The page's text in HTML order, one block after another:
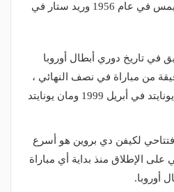
الرقم القياسي: ضد ستاد ريمس في عام 1956 وريد ستار في
في تاريخ دوري أبطال أوروبا
هدفين في أول 11 دقيقة من مباراة في نصف النهائي ،
بعد يوفنتوس ضد مانشستر يونايتد في أبريل 1999 ومان يونايتد
الافتتاحي لكيفن دي بروين هو أسرع
الإطلاق منذ بداية أي مباراة
أوروبا.